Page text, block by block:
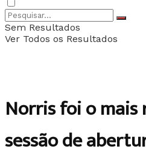
Sem Resultados
Ver Todos os Resultados
Norris foi o mais
sessão de